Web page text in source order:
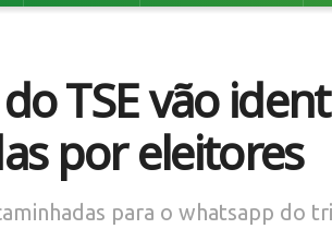
TSE vão
por eleitores
para o whatsapp do